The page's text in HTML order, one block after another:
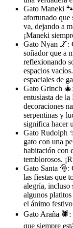
Gato Maneki
afortunado que
va, dejando a
¡Maneki
Gato Nyan 🌌:
soñador que a
reflexionando
espacios
espaciales de
Gato Grinch
entusiasta de
decoraciones
serpentinas y
significa hacer
Gato Rudolph
gato con una
habitación con
temblorosos.
Gato Santa 🎅:
las fiestas que
alegría, incluso
algunos platitos
el ánimo
Gato Araña 🕷️:
que siempre